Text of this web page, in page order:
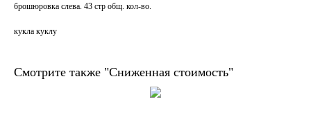
брошюровка слева. 43 стр общ. кол-во.
кукла куклу
Смотрите также "Сниженная стоимость"